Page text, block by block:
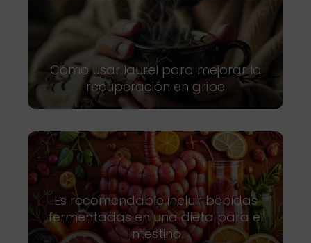
Cómo usar laurel para mejorar la
recuperación en gripe
Es recomendable incluir bebidas
fermentadas en una dieta para el
intestino